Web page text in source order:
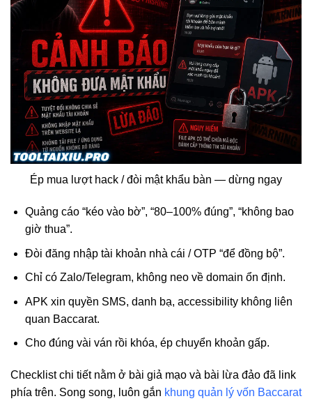
Ép mua lượt hack / đòi mật khẩu bàn — dừng ngay
Quảng cáo “kéo vào bờ”, “80–100% đúng”, “không bao
giờ thua”.
Đòi đăng nhập tài khoản nhà cái / OTP “để đồng bộ”.
Chỉ có Zalo/Telegram, không neo về domain ổn định.
APK xin quyền SMS, danh bạ, accessibility không liên
quan Baccarat.
Cho đúng vài ván rồi khóa, ép chuyển khoản gấp.
Checklist chi tiết nằm ở bài giả mạo và bài lừa đảo đã link
phía trên. Song song, luôn gắn khung quản lý vốn Baccarat